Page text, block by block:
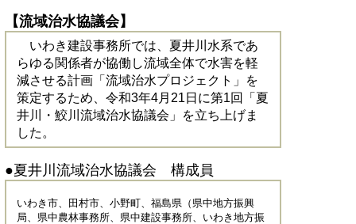
【流域治水協議会】
いわき建設事務所では、夏井川水系であ
らゆる関係者が協働し流域全体で水害を軽
減させる計画「流域治水プロジェクト」を
策定するため、令和3年4月21日に第1回「夏
井川・鮫川流域治水協議会」を立ち上げま
した。
●夏井川流域治水協議会 構成員
いわき市、田村市、小野町、福島県（県中地方振興
局、県中農林事務所、県中建設事務所、いわき地方振